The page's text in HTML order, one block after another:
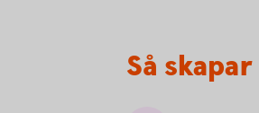
Så